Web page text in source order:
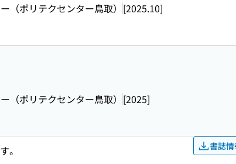
（ポリテクセンター鳥取） [2025.10]
（ポリテクセンター鳥取） [2025]
。 書誌